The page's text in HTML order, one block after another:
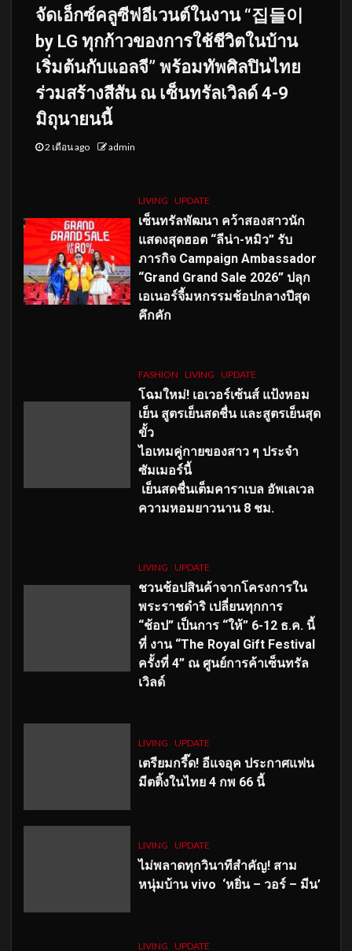
จัดเอ็กซ์คลูซีฟอีเวนต์ในงาน “집들이
by LG ทุกก้าวของการใช้ชีวิตในบ้าน
เริ่มต้นกับแอลจี” พร้อมทัพศิลปินไทย
ร่วมสร้างสีสัน ณ เซ็นทรัลเวิลด์ 4-9
มิถุนายนนี้
2 เดือน ago admin
LIVING UPDATE
เซ็นทรัลพัฒนา คว้าสองสาวนัก
แสดงสุดฮอต “ลีน่า-หมิว” รับ
ภารกิจ Campaign Ambassador
“Grand Grand Sale 2026” ปลุก
เอเนอร์จี้มหกรรมช้อปกลางปีสุด
คึกคัก
FASHION LIVING UPDATE
โฉมใหม่! เอเวอร์เซ้นส์ แป้งหอม
เย็น สูตรเย็นสดชื่น และสูตรเย็นสุด
ขั้ว
ไอเทมคู่กายของสาว ๆ ประจำ
ซัมเมอร์นี้
เย็นสดชื่นเต็มคาราเบล อัพเลเวล
ความหอมยาวนาน 8 ชม.
LIVING UPDATE
ชวนช้อปสินค้าจากโครงการใน
พระราชดำริ เปลี่ยนทุกการ
“ช้อป” เป็นการ “ให้” 6-12 ธ.ค. นี้
ที่ งาน “The Royal Gift Festival
ครั้งที่ 4” ณ ศูนย์การค้าเซ็นทรัล
เวิลด์
LIVING UPDATE
เตรียมกรี๊ด! อีแจอุค ประกาศแฟน
มีตติ้งในไทย 4 กพ 66 นี้
LIVING UPDATE
ไม่พลาดทุกวินาทีสำคัญ! สาม
หนุ่มบ้าน vivo ‘หยิ่น – วอร์ – มีน’
LIVING UPDATE